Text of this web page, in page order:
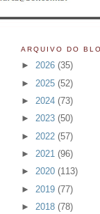
ARQUIVO DO
► 2026 (35)
► 2025 (52)
► 2024 (73)
► 2023 (50)
► 2022 (57)
► 2021 (96)
► 2020 (113)
► 2019 (77)
► 2018 (78)